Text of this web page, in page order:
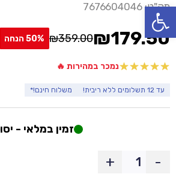
פתח סרגל נגישות
מק"ט: 7676604046
50% הנחה ₪359.00
המחיר
המקורי
היה:
₪359.00.
₪179.50
המחיר
הנוכחי
הוא:
₪179.50.
נמכר במהירות 🔥
עד 12 תשלומים ללא ריבית! משלוח חינם!*
זמין במלאי - יסופק
-
+